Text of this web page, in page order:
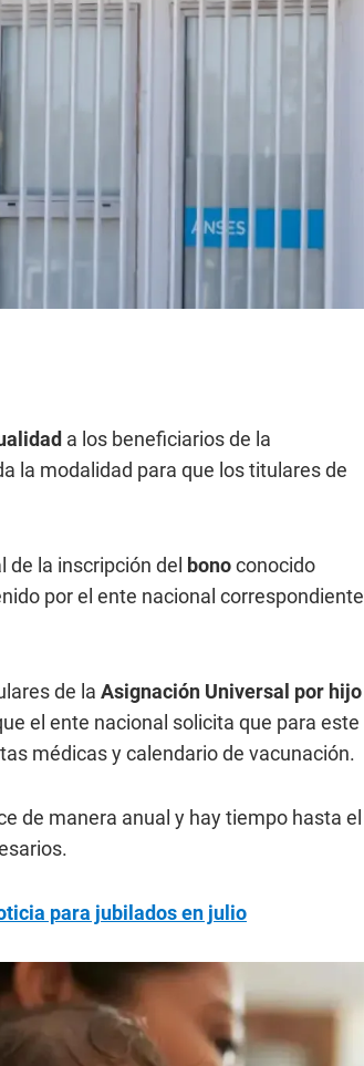
a los beneficiarios de la
la modalidad para que los titulares de
la inscripción del bonoconocido
por el ente nacional correspondiente
de la Asignación Universal por hijo
el ente nacional solicita que para este
médicas y calendario de vacunación.
de manera anual y hay tiempo hasta el
para jubilados en julio